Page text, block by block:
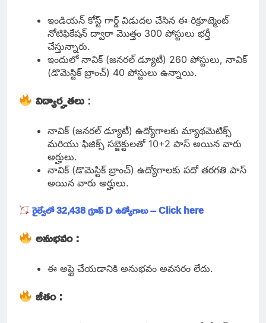
ఇండియన్ కోస్ట్ గార్డ్ విడుదల చేసిన ఈ రిక్రూట్మెంట్
నోటిఫికేషన్ ద్వారా మొత్తం 300 పోస్టులు భర్తీ
చేస్తున్నారు.
ఇందులో నావిక్ (జనరల్ డ్యూటీ) 260 పోస్టులు, నావిక్
(డొమెస్టిక్ బ్రాంచ్) 40 పోస్టులు ఉన్నాయి.
విద్యార్హతలు:
నావిక్ (జనరల్ డ్యూటీ) ఉద్యోగాలకు మ్యాథమెటిక్స్
మరియు ఫిజిక్స్ సబ్జెక్టులతో 10+2 పాస్ అయిన వారు
అర్హులు.
నావిక్ (డొమెస్టిక్ బ్రాంచ్) ఉద్యోగాలకు పదో తరగతి పాస్
అయిన వారు అర్హులు.
రైల్వేలో 32,438 గ్రూప్ D ఉద్యోగాలు – Click here
అనుభవం :
ఈ అప్లై చేయడానికి అనుభవం అవసరం లేదు.
జీతం :